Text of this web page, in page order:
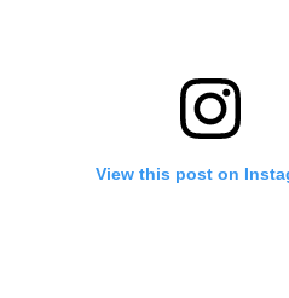
View this post on